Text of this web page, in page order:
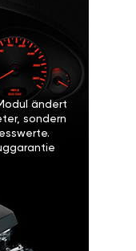
ändert
sondern